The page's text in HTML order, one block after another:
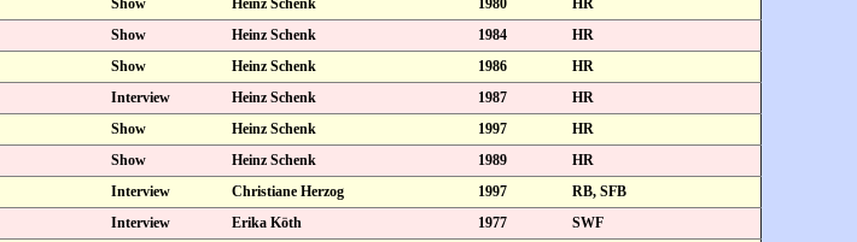
Show Heinz Schenk 1984
HR
Show Heinz Schenk 1986
HR
Interview Heinz Schenk 1987
HR
Show Heinz Schenk 1997
HR
Show Heinz Schenk 1989
HR
Interview Christiane Herzog 1997
RB, SFB
Interview Erika Köth 1977
SWF